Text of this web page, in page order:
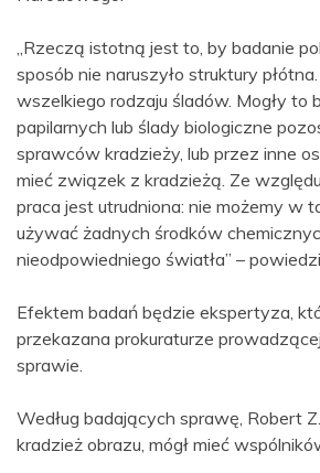
„Rzeczą istotną jest to, by badanie
sposób nie naruszyło struktury
wszelkiego rodzaju śladów. Mogły to
papilarnych lub ślady biologiczne
sprawców kradzieży, lub przez inne
mieć związek z kradzieżą. Ze
praca jest utrudniona: nie możemy w
używać żadnych środków
nieodpowiedniego światła” –
Efektem badań będzie ekspertyza,
przekazana prokuraturze
sprawie.
Według badających sprawę, Robert
kradzież obrazu, mógł mieć